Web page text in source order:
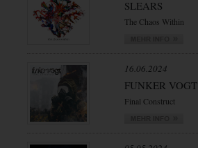
SLEARS
The Chaos Within
16.06.2024
FUNKER VOGT
Final Construct